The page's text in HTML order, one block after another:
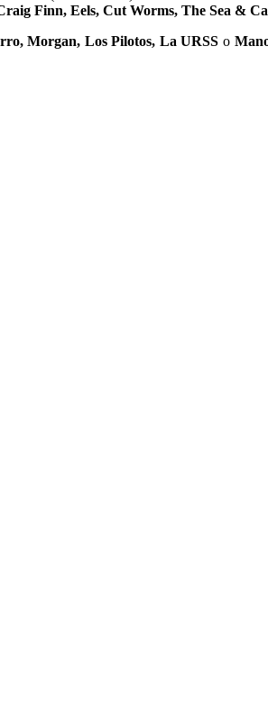
Finn, Eels, Cut Worms, The Sea &
Morgan, Los Pilotos, La URSS o